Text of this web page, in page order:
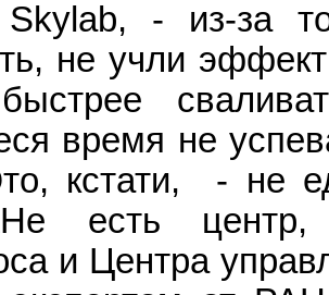
Skylab, - из-за
не учли
время не
кстати, - не
есть центр,
и Центра